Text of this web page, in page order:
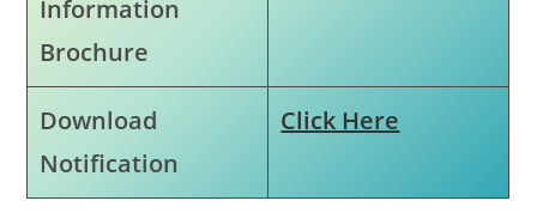
Information
Brochure
Download
Notification
Click Here